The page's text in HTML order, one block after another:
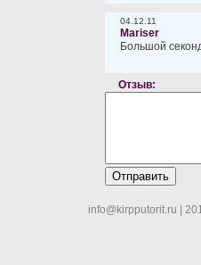
04.12.11
Mariser
Большой
Отзыв:
info@kirpputorit.ru |